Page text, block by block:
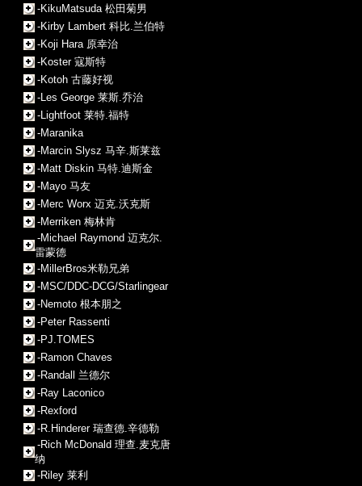
-KikuMatsuda 松田菊男
-Kirby Lambert 科比.兰伯特
-Koji Hara 原幸治
-Koster 寇斯特
-Kotoh 古藤好视
-Les George 莱斯.乔治
-Lightfoot 莱特.福特
-Maranika
-Marcin Slysz 马辛.斯莱兹
-Matt Diskin 马特.迪斯金
-Mayo 马友
-Merc Worx 迈克.沃克斯
-Merriken 梅林肯
-Michael Raymond 迈克尔.
雷蒙德
-MillerBros米勒兄弟
-MSC/DDC-DCG/Starlingear
-Nemoto 根本朋之
-Peter Rassenti
-PJ.TOMES
-Ramon Chaves
-Randall 兰德尔
-Ray Laconico
-Rexford
-R.Hinderer 瑞查德.辛德勒
-Rich McDonald 理查.麦克唐
纳
-Riley 莱利